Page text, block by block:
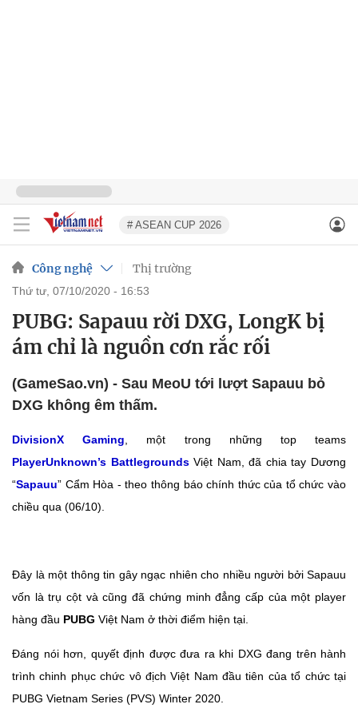
# ASEAN CUP 2026
Công nghệ Thị trường
thứ tư, 07/10/2020 - 16:53
PUBG: Sapauu rời DXG, LongK bị
ám chỉ là nguồn cơn rắc rối
(GameSao.vn) - Sau MeoU tới lượt Sapauu bỏ
DXG không êm thấm.
DivisionX Gaming , một trong những top teams
PlayerUnknown’s BattlegroundsViệt Nam, đã chia tay Dương
“Sapauu” Cẩm Hòa - theo thông báo chính thức của tổ chức vào
chiều qua (06/10).
Đây là một thông tin gây ngạc nhiên cho nhiều người bởi Sapauu
vốn là trụ cột và cũng đã chứng minh đẳng cấp của một player
hàng đầu PUBG Việt Nam ở thời điểm hiện tại.
Đáng nói hơn, quyết định được đưa ra khi DXG đang trên hành
trình chinh phục chức vô địch Việt Nam đầu tiên của tổ chức tại
PUBG Vietnam Series (PVS) Winter 2020.